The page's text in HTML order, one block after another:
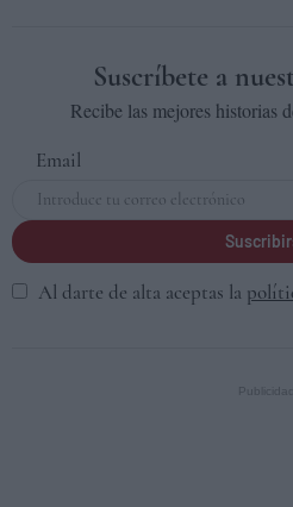
Suscríbete a
Recibe las mejores historias
Email
Al darte de alta aceptas la